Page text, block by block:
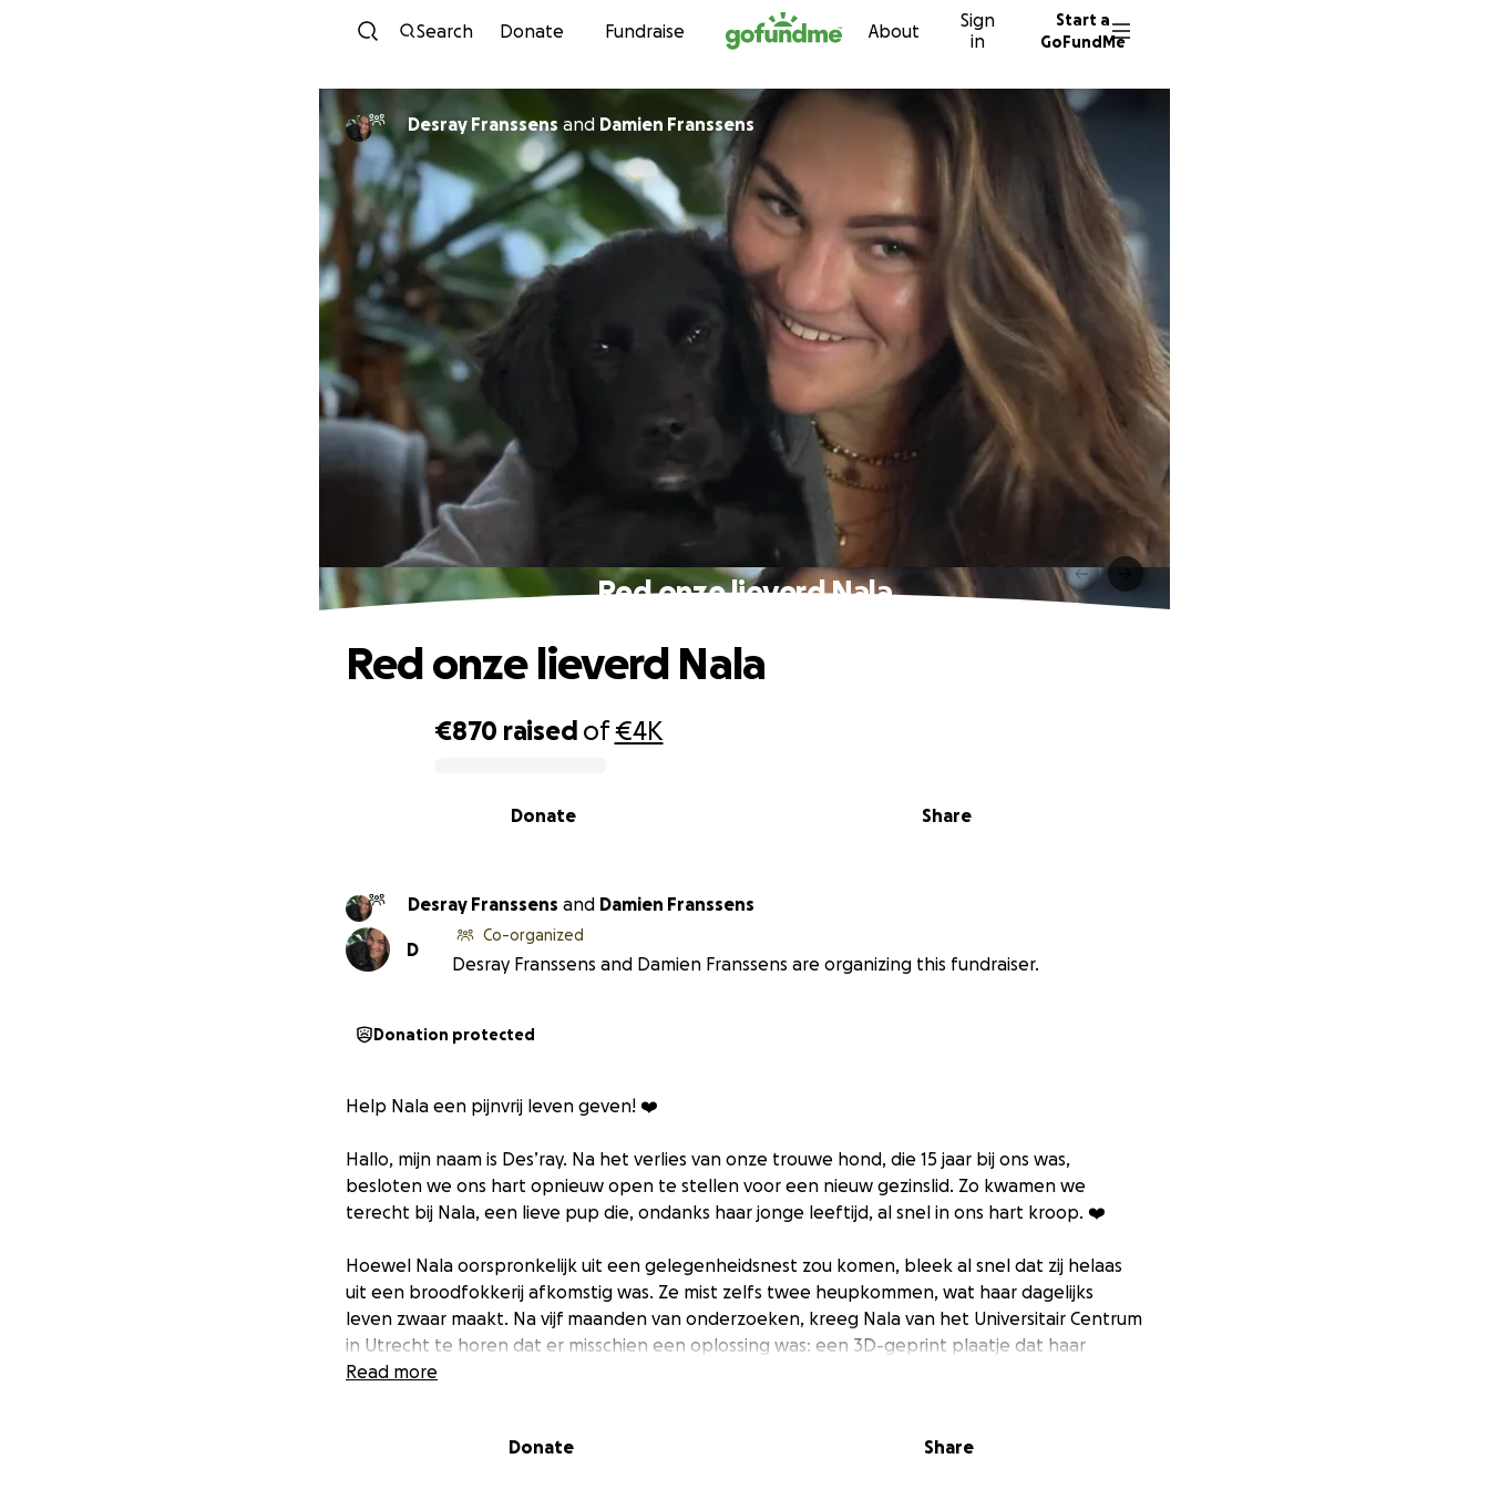
Skip to content
Search Donate Fundraise About
Sign
in
Start a
GoFundMe
Desray Franssens and Damien Franssens
Red onze lieverd Nala
€870 raised of€4K
Share
Donate
Red onze lieverd Nala
Desray Franssens and Damien Franssens
D
Co-organized
Desray Franssens and Damien Franssens are organizing this fundraiser.
Donation protected
Help Nala een pijnvrij leven geven! ❤️
Hallo, mijn naam is Des’ray. Na het verlies van onze trouwe hond, die 15 jaar bij ons was,
besloten we ons hart opnieuw open te stellen voor een nieuw gezinslid. Zo kwamen we
terecht bij Nala, een lieve pup die, ondanks haar jonge leeftijd, al snel in ons hart kroop. ❤️
Hoewel Nala oorspronkelijk uit een gelegenheidsnest zou komen, bleek al snel dat zij helaas
uit een broodfokkerij afkomstig was. Ze mist zelfs twee heupkommen, wat haar dagelijks
leven zwaar maakt. Na vijf maanden van onderzoeken, kreeg Nala van het Universitair Centrum
in Utrecht te horen dat er misschien een oplossing was: een 3D-geprint plaatje dat haar
heupkommen zou kunnen vervangen. Maar helaas bleek haar situatie ernstiger dan gedacht.
Read more
Donate Share